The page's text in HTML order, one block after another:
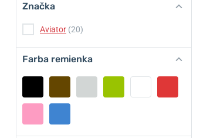
Značka
Aviator (20)
Farba remienka